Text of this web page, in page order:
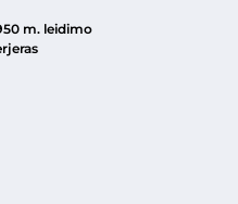
m. leidimo